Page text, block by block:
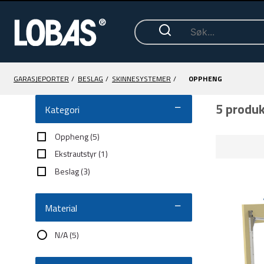
GARASJEPORTER / BESLAG / SKINNESYSTEMER / OPPHENG
Kategori
Oppheng(5)
Ekstrautstyr(1)
Beslag(3)
Material
N/A(5)
5